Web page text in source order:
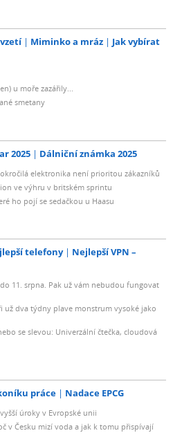
Miminko a mráz
Jak vybírat
u moře zazářily...
smetany
2025 Dálniční známka 2025
elektronika není prioritou zákazníků
ve výhru v britském sprintu
ho pojí se sedačkou u Haasu
telefony
Nejlepší VPN –
11. srpna. Pak už vám nebudou fungovat
už dva týdny plave monstrum vysoké jako
se slevou: Univerzální čtečka, cloudová
práce Nadace EPCG
úroky v Evropské unii
v Česku mizí voda a jak k tomu přispívají